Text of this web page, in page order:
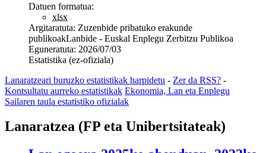
Datuen formatua:
xlsx
Argitaratuta: Zuzenbide pribatuko erakunde
publikoakLanbide - Euskal Enplegu Zerbitzu Publikoa
Eguneratuta: 2026/07/03
Estatistika (ez-ofiziala)
Lanaratzeari buruzko estatistikak harpidetu - Zer da RSS? -
Kontsultatu aurreko estatistikak Ekonomia, Lan eta Enplegu
Sailaren taula estatistiko ofizialak
Lanaratzea (FP eta Unibertsitateak)